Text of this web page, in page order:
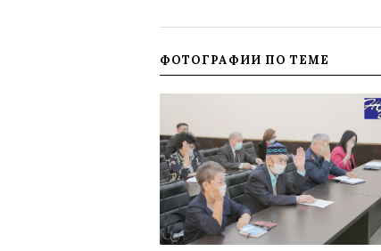
ФОТОГРАФИИ ПО ТЕМЕ